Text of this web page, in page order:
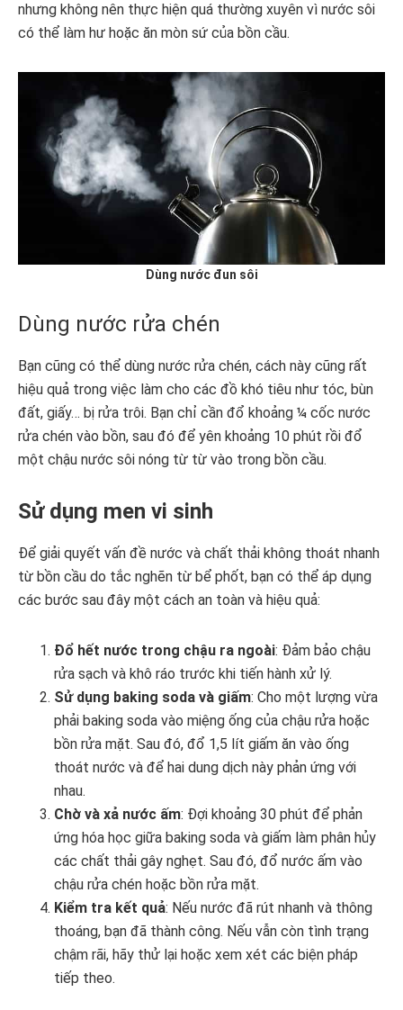
nhưng không nên thực hiện quá thường xuyên vì nước sôi
có thể làm hư hoặc ăn mòn sứ của bồn cầu.
Dùng nước đun sôi
Dùng nước rửa chén
Bạn cũng có thể dùng nước rửa chén, cách này cũng rất
hiệu quả trong việc làm cho các đồ khó tiêu như tóc, bùn
đất, giấy… bị rửa trôi. Bạn chỉ cần đổ khoảng ¼ cốc nước
rửa chén vào bồn, sau đó để yên khoảng 10 phút rồi đổ
một chậu nước sôi nóng từ từ vào trong bồn cầu.
Sử dụng men vi sinh
Để giải quyết vấn đề nước và chất thải không thoát nhanh
từ bồn cầu do tắc nghẽn từ bể phốt, bạn có thể áp dụng
các bước sau đây một cách an toàn và hiệu quả:
Đổ hết nước trong chậu ra ngoài: Đảm bảo chậu
rửa sạch và khô ráo trước khi tiến hành xử lý.
Sử dụng baking soda và giấm: Cho một lượng vừa
phải baking soda vào miệng ống của chậu rửa hoặc
bồn rửa mặt. Sau đó, đổ 1,5 lít giấm ăn vào ống
thoát nước và để hai dung dịch này phản ứng với
nhau.
Chờ và xả nước ấm: Đợi khoảng 30 phút để phản
ứng hóa học giữa baking soda và giấm làm phân hủy
các chất thải gây nghẹt. Sau đó, đổ nước ấm vào
chậu rửa chén hoặc bồn rửa mặt.
Kiểm tra kết quả: Nếu nước đã rút nhanh và thông
thoáng, bạn đã thành công. Nếu vẫn còn tình trạng
chậm rãi, hãy thử lại hoặc xem xét các biện pháp
tiếp theo.